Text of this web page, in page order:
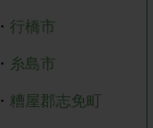
・行橋市
・ 糸島市
・糟屋郡志免町